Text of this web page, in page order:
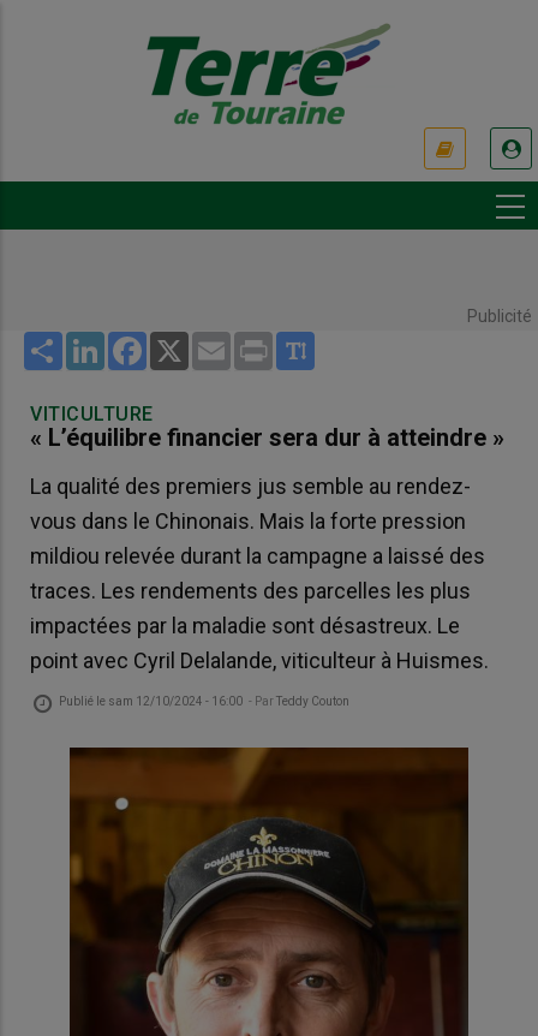
Publicité
Share LinkedInFacebook
X Email Print
VITICULTURE
« L’équilibre financier sera dur à atteindre »
La qualité des premiers jus semble au rendez-
vous dans le Chinonais. Mais la forte pression
mildiou relevée durant la campagne a laissé des
traces. Les rendements des parcelles les plus
impactées par la maladie sont désastreux. Le
point avec Cyril Delalande, viticulteur à Huismes.
Publié le sam 12/10/2024 - 16:00 - ParTeddy Couton